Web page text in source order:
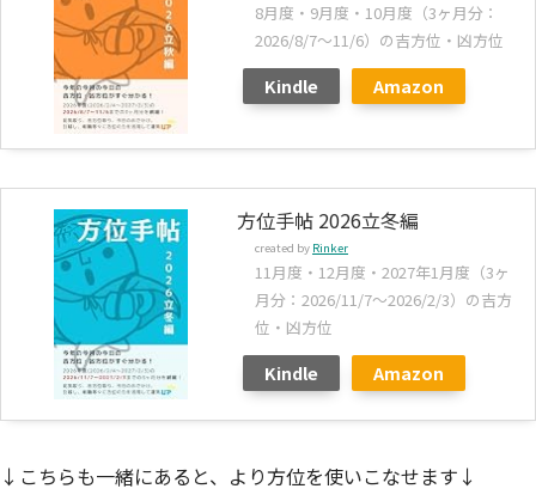
8月度・9月度・10月度（3ヶ月分：
2026/8/7～11/6）の吉方位・凶方位
Kindle Amazon
方位手帖 2026立冬編
created by Rinker
11月度・12月度・2027年1月度（3ヶ
月分：2026/11/7～2026/2/3）の吉方
位・凶方位
Kindle Amazon
↓こちらも一緒にあると、より方位を使いこなせます↓